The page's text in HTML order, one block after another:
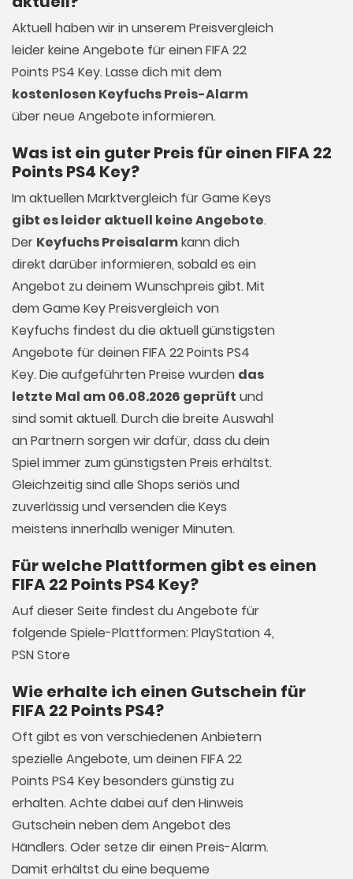
Aktuell haben wir in unserem Preisvergleich
leider keine Angebote für einen FIFA 22
Points PS4 Key. Lasse dich mit dem
kostenlosen Keyfuchs Preis-Alarm
über neue Angebote informieren.
Was ist ein guter Preis für einen FIFA 22
Points PS4 Key?
Im aktuellen Marktvergleich fürGame Keys
gibt es leider aktuell keine Angebote.
Der Keyfuchs Preisalarmkann dich
direkt darüber informieren, sobald es ein
Angebot zu deinem Wunschpreis gibt. Mit
dem Game Key Preisvergleich von
Keyfuchs findest du die aktuell günstigsten
Angebote für deinen FIFA 22 Points PS4
Key. Die aufgeführten Preise wurden das
letzte Mal am 06.08.2026 geprüft und
sind somit aktuell. Durch die breite Auswahl
an Partnern sorgen wir dafür, dass du dein
Spiel immer zum günstigsten Preis erhältst.
Gleichzeitig sind alle Shops seriös und
zuverlässig und versenden die Keys
meistens innerhalb weniger Minuten.
Für welche Plattformen gibt es einen
FIFA 22 Points PS4 Key?
Auf dieser Seite findest du Angebote für
folgende Spiele-Plattformen: PlayStation 4,
PSN Store
Wie erhalte ich einen Gutschein für
FIFA 22 Points PS4?
Oft gibt es von verschiedenen Anbietern
spezielle Angebote, um deinen FIFA 22
Points PS4 Key besonders günstig zu
erhalten. Achte dabei auf den Hinweis
Gutschein neben dem Angebot des
Händlers. Oder setze dir einen Preis-Alarm.
Damit erhältst du eine bequeme